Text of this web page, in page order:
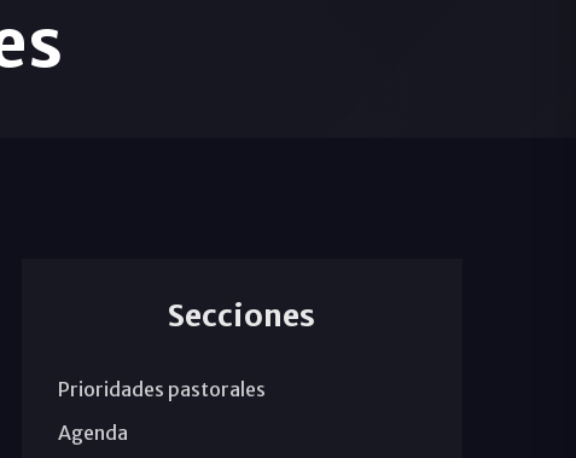
Secciones
Prioridades pastorales
Agenda